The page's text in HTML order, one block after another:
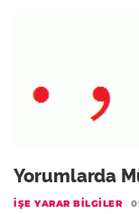
Yorumlarda
İŞE YARAR BILGILER